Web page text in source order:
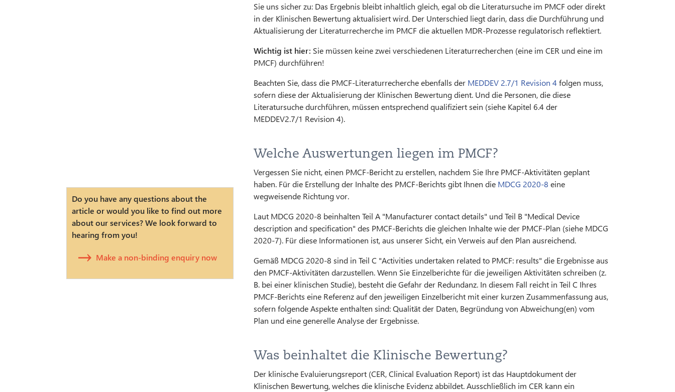
Do you have any questions about the
article or would you like to find out more
about our services? We look forward to
hearing from you!
Make a non-binding enquiry now
Sie uns sicher zu: Das Ergebnis bleibt inhaltlich gleich, egal ob die Literatursuche im PMCF oder direkt
in der Klinischen Bewertung aktualisiert wird. Der Unterschied liegt darin, dass die Durchführung und
Aktualisierung der Literaturrecherche im PMCF die aktuellen MDR-Prozesse regulatorisch reflektiert.
Wichtig ist hier: Sie müssen keine zwei verschiedenen Literaturrecherchen (eine im CER und eine im
PMCF) durchführen!
Beachten Sie, dass die PMCF-Literaturrecherche ebenfalls der MEDDEV 2.7/1 Revision 4 folgen muss,
sofern diese der Aktualisierung der Klinischen Bewertung dient. Und die Personen, die diese
Literatursuche durchführen, müssen entsprechend qualifiziert sein (siehe Kapitel 6.4 der
MEDDEV2.7/1 Revision 4).
Welche Auswertungen liegen im PMCF?
Vergessen Sie nicht, einen PMCF-Bericht zu erstellen, nachdem Sie Ihre PMCF-Aktivitäten geplant
haben. Für die Erstellung der Inhalte des PMCF-Berichts gibt Ihnen die MDCG 2020-8 eine
wegweisende Richtung vor.
Laut MDCG 2020-8 beinhalten Teil A "Manufacturer contact details" und Teil B "Medical Device
description and specification" des PMCF-Berichts die gleichen Inhalte wie der PMCF-Plan (siehe MDCG
2020-7). Für diese Informationen ist, aus unserer Sicht, ein Verweis auf den Plan ausreichend.
Gemäß MDCG 2020-8 sind in Teil C "Activities undertaken related to PMCF: results" die Ergebnisse aus
den PMCF-Aktivitäten darzustellen. Wenn Sie Einzelberichte für die jeweiligen Aktivitäten schreiben (z.
B. bei einer klinischen Studie), besteht die Gefahr der Redundanz. In diesem Fall reicht in Teil C Ihres
PMCF-Berichts eine Referenz auf den jeweiligen Einzelbericht mit einer kurzen Zusammenfassung aus,
sofern folgende Aspekte enthalten sind: Qualität der Daten, Begründung von Abweichung(en) vom
Plan und eine generelle Analyse der Ergebnisse.
Was beinhaltet die Klinische Bewertung?
Der klinische Evaluierungsreport (CER, Clinical Evaluation Report) ist das Hauptdokument der
Klinischen Bewertung, welches die klinische Evidenz abbildet. Ausschließlich im CER kann ein